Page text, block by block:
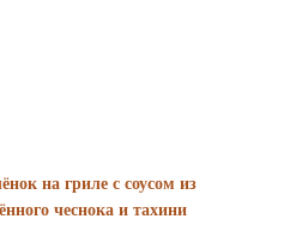
на гриле с соусом из
чеснока и тахини